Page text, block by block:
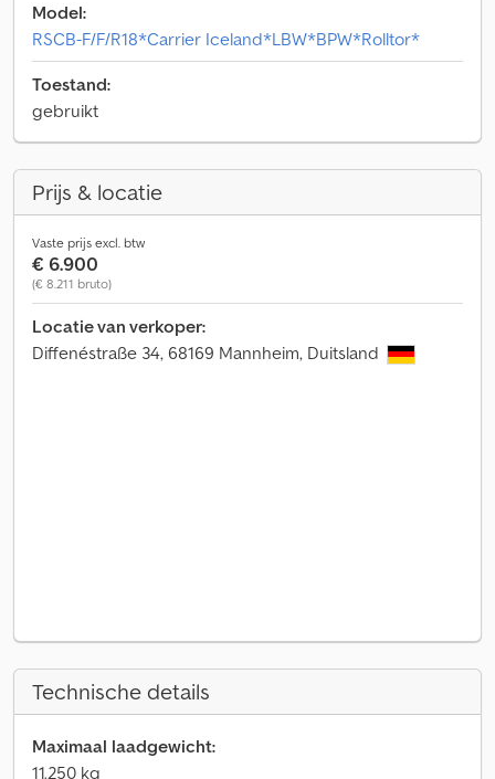
Model:
RSCB-F/F/R18*Carrier Iceland*LBW*BPW*Rolltor*
Toestand:
gebruikt
Prijs & locatie
Vaste prijs excl. btw
€ 6.900
(€ 8.211 bruto)
Locatie van verkoper:
Diffenéstraße 34, 68169 Mannheim, Duitsland
Technische details
Maximaal laadgewicht:
11.250 kg